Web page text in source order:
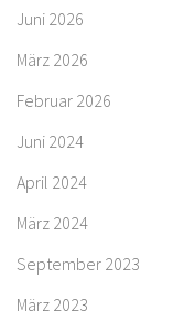
Juni 2026
März 2026
Februar 2026
Juni 2024
April 2024
März 2024
September 2023
März 2023